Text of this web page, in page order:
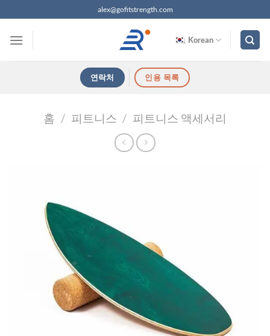
텐
alex@gofitstrength.com
Korean
연락처 인용 목록
홈 / 피트니스 / 피트니스 액세서리